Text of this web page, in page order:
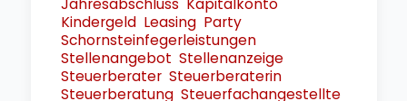
Jahresabschluss Kapitalkonto
Kindergeld Leasing Party
Schornsteinfegerleistungen
Stellenangebot Stellenanzeige
Steuerberater Steuerberaterin
Steuerberatung Steuerfachangestellte